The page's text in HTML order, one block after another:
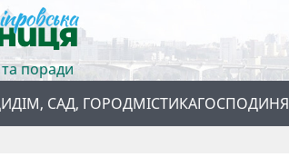
поради
ДІМ, САД, ГОРОДМІСТИКАГОСПОДИНЯ